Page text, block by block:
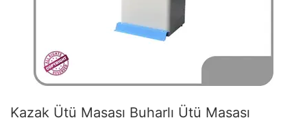
Kazak Ütü Masası Buharlı Ütü Masası